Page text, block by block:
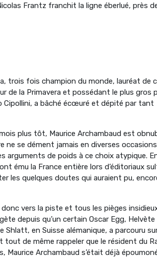
Frantz franchit la ligne éberlué, près
trois fois champion du monde, lauréat de
de la Primavera et possédant le plus gros
Cipollini, a bâché écœuré et dépité par tant
plus tôt, Maurice Archambaud est
ne se dément jamais en diverses
arguments de poids à ce choix atypique.
ému la France entière lors d’éditoriaux
les quelques doutes qui auraient pu,
vers la piste et tous les pièges
depuis qu’un certain Oscar Egg,
Shlatt, en Suisse alémanique, a parcouru
de même rappeler que le résident du
Maurice Archambaud s’était déjà